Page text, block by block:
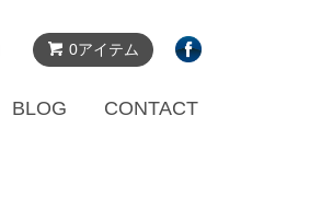
0アイテム
BLOG CONTACT